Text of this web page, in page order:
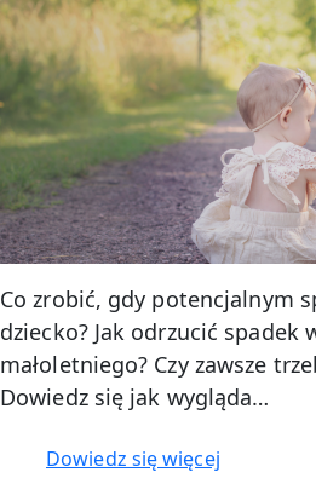
Co zrobić, gdy potencjalnym
dziecko? Jak odrzucić spadek
małoletniego? Czy zawsze
Dowiedz się jak wygląda…
Dowiedz się więcej: